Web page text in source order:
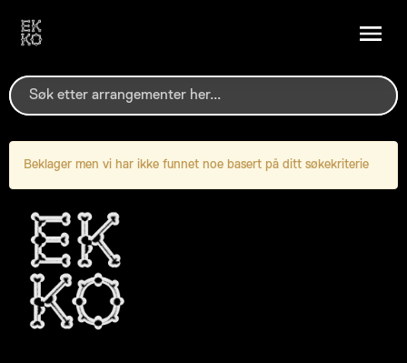
Beklager men vi har ikke funnet noe basert på ditt søkekriterie